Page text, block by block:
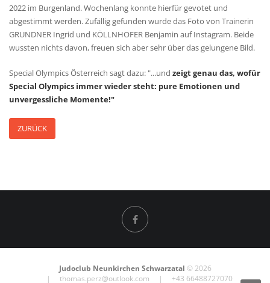
2022 im Burgenland. Wochenlang konnte hierfür gevotet und
abgestimmt werden. Zufällig gefunden wurde das Foto von Trainerin
GRUNDNER Ingrid und KÖLLNHOFER Benjamin auf Instagram. Beide
wussten nichts davon, freuen sich aber sehr über das gelungene Bild.
Special Olympics Österreich sagt dazu: "...und zeigt genau das, wofür
Special Olympics immer wieder steht: pure Emotionen und
unvergessliche Momente!"
ZURÜCK
Judoclub Neunkirchen Schwarzatal © 2026
| thomas.perz@outlook.com | +43 66488727070